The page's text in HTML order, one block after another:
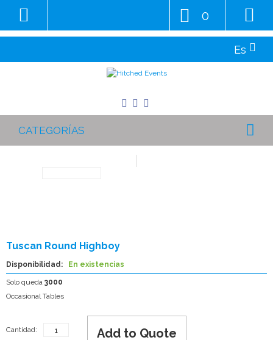
Es
0
CATEGORÍAS
Tuscan Round Highboy
Disponibilidad: En existencias
Solo queda 3000
Occasional Tables
Cantidad: Add to Quote